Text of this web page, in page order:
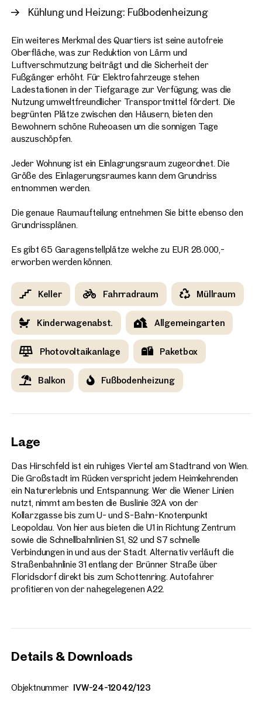
Kühlung und Heizung: Fußbodenheizung
Ein weiteres Merkmal des Quartiers ist seine autofreie
Oberfläche, was zur Reduktion von Lärm und
Luftverschmutzung beiträgt und die Sicherheit der
Fußgänger erhöht. Für Elektrofahrzeuge stehen
Ladestationen in der Tiefgarage zur Verfügung, was die
Nutzung umweltfreundlicher Transportmittel fördert. Die
begrünten Plätze zwischen den Häusern, bieten den
Bewohnern schöne Ruheoasen um die sonnigen Tage
auszuschöpfen.
Jeder Wohnung ist ein Einlagrungsraum zugeordnet. Die
Größe des Einlagerungsraumes kann dem Grundriss
entnommen werden.
Die genaue Raumaufteilung entnehmen Sie bitte ebenso den
Grundrissplänen.
Es gibt 65 Garagenstellplätze welche zu EUR 28.000,-
erworben werden können.
Keller Fahrradraum Müllraum
Kinderwagenabst. Allgemeingarten
Photovoltaikanlage Paketbox
Balkon Fußbodenheizung
Lage
Das Hirschfeld ist ein ruhiges Viertel am Stadtrand von Wien.
Die Großstadt im Rücken verspricht jedem Heimkehrenden
ein Naturerlebnis und Entspannung. Wer die Wiener Linien
nutzt, nimmt am besten die Buslinie 32A von der
Kollarzgasse bis zum U- und S-Bahn-Knotenpunkt
Leopoldau. Von hier aus bieten die U1 in Richtung Zentrum
sowie die Schnellbahnlinien S1, S2 und S7 schnelle
Verbindungen in und aus der Stadt. Alternativ verläuft die
Straßenbahnlinie 31 entlang der Brünner Straße über
Floridsdorf direkt bis zum Schottenring. Autofahrer
profitieren von der nahegelegenen A22.
Details & Downloads
Objektnummer IVW-24-12042/123